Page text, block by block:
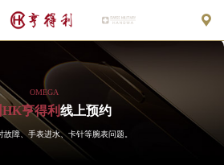

OMEGA
亨得利线上预约
故障、手表进水、卡针等腕表问题。